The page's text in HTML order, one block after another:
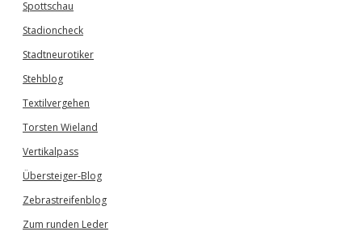
Spottschau
Stadioncheck
Stadtneurotiker
Stehblog
Textilvergehen
Torsten Wieland
Vertikalpass
Übersteiger-Blog
Zebrastreifenblog
Zum runden Leder